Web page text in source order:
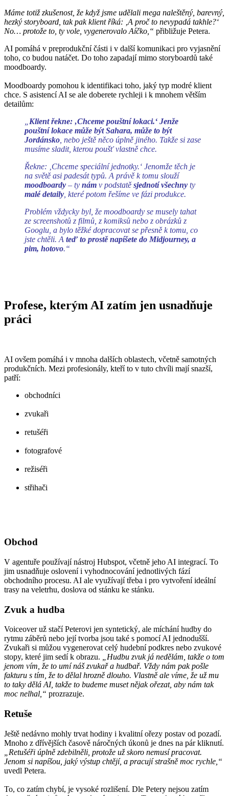
Máme totiž zkušenost, že když jsme udělali mega naleštěný, barevný,
hezký storyboard, tak pak klient říká: ‚A proč to nevypadá takhle?‘
No… protože to, ty vole, vygenerovalo Aíčko,“ přibližuje Petera.
AI pomáhá v preprodukční části i v další komunikaci pro vyjasnění
toho, co budou natáčet. Do toho zapadají mimo storyboardů také
moodboardy.
Moodboardy pomohou k identifikaci toho, jaký typ modré klient
chce. S asistencí AI se ale doberete rychleji i k mnohem větším
detailům:
Klient řekne: ‚Chceme pouštní lokaci.‘ Jenže
pouštní lokace může být Sahara, může to být
Jordánsko , nebo ještě něco úplně jiného. Takže si zase
musíme sladit, kterou poušť vlastně chce.
Řekne: ‚Chceme speciální jednotky.‘ Jenomže těch je
na světě asi padesát typů. A právě k tomu slouží
moodboardy – ty nám v podstatě sjednotí všechny ty
malé detaily , které potom řešíme ve fázi produkce.
Problém vždycky byl, že moodboardy se musely tahat
ze screenshotů z filmů, z komiksů nebo z obrázků z
Googlu, a bylo těžké dopracovat se přesně k tomu, co
jste chtěli. A teď to prostě napíšete do Midjourney, a
pim, hotovo.“
Profese, kterým AI zatím jen usnadňuje
práci
AI ovšem pomáhá i v mnoha dalších oblastech, včetně samotných
produkčních. Mezi profesionály, kteří to v tuto chvíli mají snazší,
patří:
obchodníci
zvukaři
retušéři
fotografové
režiséři
střihači
Obchod
V agentuře používají nástroj Hubspot, včetně jeho AI integrací. To
jim usnadňuje oslovení i vyhodnocování jednotlivých fází
obchodního procesu. AI ale využívají třeba i pro vytvoření ideální
trasy na veletrhu, doslova od stánku ke stánku.
Zvuk a hudba
Voiceover už stačí Peterovi jen syntetický, ale míchání hudby do
rytmu záběrů nebo její tvorba jsou také s pomocí AI jednodušší.
Zvukaři si můžou vygenerovat celý hudební podkres nebo zvukové
stopy, které jim sedí k obrazu. „Hudbu zvuk já nedělám, takže o tom
jenom vím, že to umí náš zvukař a hudbař. Vždy nám pak pošle
fakturu s tím, že to dělal hrozně dlouho. Vlastně ale víme, že už mu
to taky dělá AI, takže to budeme muset nějak ořezat, aby nám tak
moc nelhal,“ prozrazuje.
Retuše
Ještě nedávno mohly trvat hodiny i kvalitní ořezy postav od pozadí.
Mnoho z dřívějších časově náročných úkonů je dnes na pár kliknutí.
„Retušéři úplně zdebilněli, protože už skoro nemusí pracovat.
Jenom si napíšou, jaký výstup chtějí, a pracují strašně moc rychle,“
uvedl Petera.
To, co zatím chybí, je vysoké rozlišení. Dle Petery nejsou zatím